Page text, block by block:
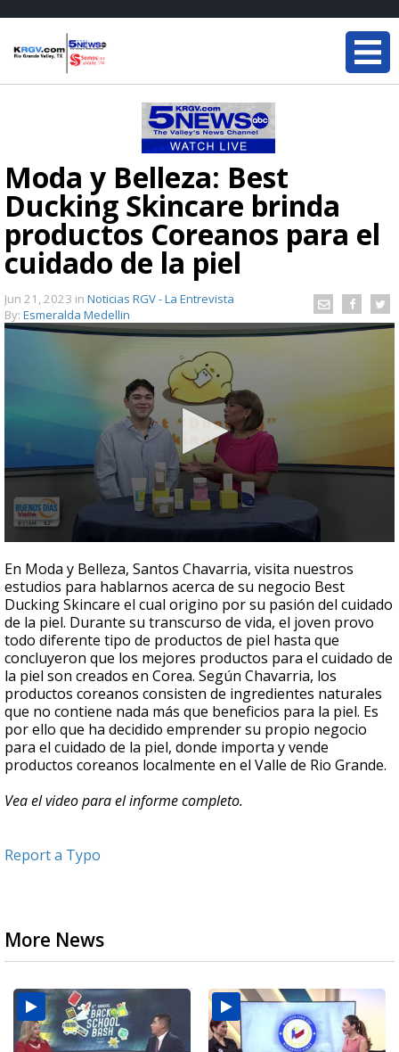
Moda y Belleza: Best
Ducking Skincare brinda
productos Coreanos para el
cuidado de la piel
Jun 21, 2023 in Noticias RGV - La Entrevista
By: Esmeralda Medellin
seconds
of
9
minutes,
9
seconds
En Moda y Belleza, Santos Chavarria, visita nuestros
estudios para hablarnos acerca de su negocio Best
Ducking Skincare el cual origino por su pasión del cuidado
de la piel. Durante su transcurso de vida, el joven provo
todo diferente tipo de productos de piel hasta que
concluyeron que los mejores productos para el cuidado de
la piel son creados en Corea. Según Chavarria, los
productos coreanos consisten de ingredientes naturales
que no contiene nada más que beneficios para la piel. Es
por ello que ha decidido emprender su propio negocio
para el cuidado de la piel, donde importa y vende
productos coreanos localmente en el Valle de Rio Grande.
Vea el video para el informe completo.
Report a Typo
More News